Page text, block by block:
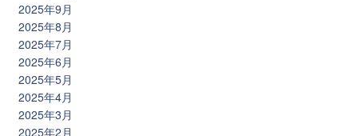
2025年9月
2025年8月
2025年7月
2025年6月
2025年5月
2025年4月
2025年3月
2025年2月